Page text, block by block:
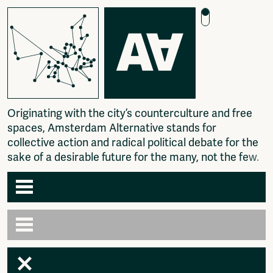
Originatingwiththe city’s countercu ture and free
spaces, Amsterdam Aternative stands for
co ective action and radica po itica debate forthe
sake of a desirab e future forthe many, notthe few.
Agenda
Articles
Newspaper
Photography
Amsterdam